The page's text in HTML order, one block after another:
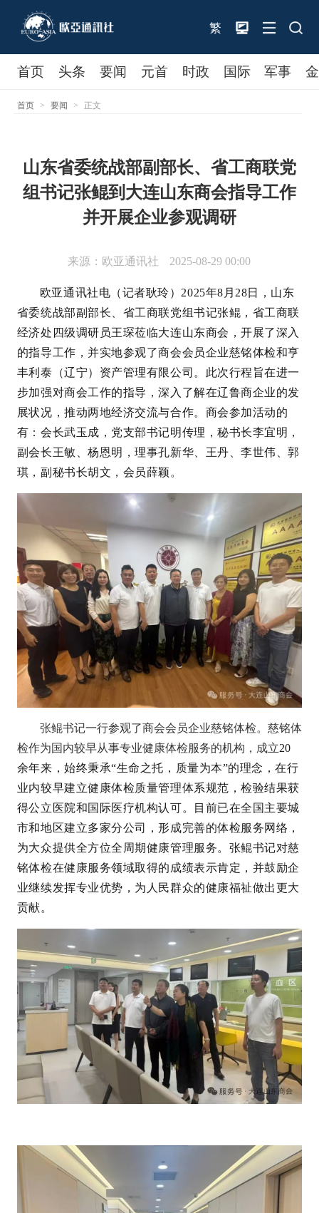
繁
首页 头条 要闻 元首 时政 国际 军事
首页 > 要闻 > 正文
山东省委统战部副部长、省工商联党
组书记张鲲到大连山东商会指导工作
并开展企业参观调研
来源：欧亚通讯社 2025-08-29 00:00
欧亚通讯社电（记者耿玲）2025年8月28日，山东
省委统战部副部长、省工商联党组书记张鲲，省工商联
经济处四级调研员王琛莅临大连山东商会，开展了深入
的指导工作，并实地参观了商会会员企业慈铭体检和亨
丰利泰（辽宁）资产管理有限公司。此次行程旨在进一
步加强对商会工作的指导，深入了解在辽鲁商企业的发
展状况，推动两地经济交流与合作。商会参加活动的
有：会长武玉成，党支部书记明传理，秘书长李宜明，
副会长王敏、杨恩明，理事孔新华、王丹、李世伟、郭
琪，副秘书长胡文，会员薛颖。
张鲲书记一行参观了商会会员企业慈铭体检。慈铭体
检作为国内较早从事专业健康体检服务的机构，成立20
余年来，始终秉承“生命之托，质量为本”的理念，在行
业内较早建立健康体检质量管理体系规范，检验结果获
得公立医院和国际医疗机构认可。目前已在全国主要城
市和地区建立多家分公司，形成完善的体检服务网络，
为大众提供全方位全周期健康管理服务。张鲲书记对慈
铭体检在健康服务领域取得的成绩表示肯定，并鼓励企
业继续发挥专业优势，为人民群众的健康福祉做出更大
贡献。